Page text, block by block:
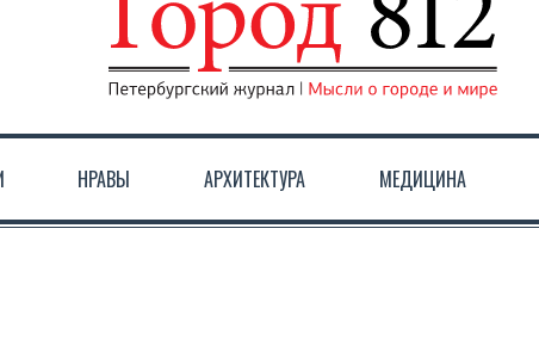
НРАВЫ АРХИТЕКТУРА МЕДИЦИНА